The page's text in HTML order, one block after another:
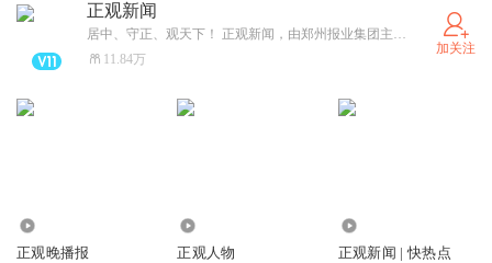
到城市中，这也是应受正视的困境。因此，针对农村地区发
展现状，不仅需要提高农村留守儿童家长的家庭教育水平，
政府帮扶，多管齐下才能收到效果。
为，手机游戏包含暴力色彩，一些短视频有软色情等不良内
容，会对留守儿童带来严重心理问题。
正观新闻
居中、守正、观天下！ 正观新闻，由郑州报业集团主办，是郑州市全力打造的“扎根郑州、立足中原、放眼全球”的拥有较强影响力的新型主流媒体，集“新闻+政务+服务”于一体的突出文化和国际视野的新媒体平台。
11.84万
加关注
正观晚播报 正观人物 正观新闻 | 快热点